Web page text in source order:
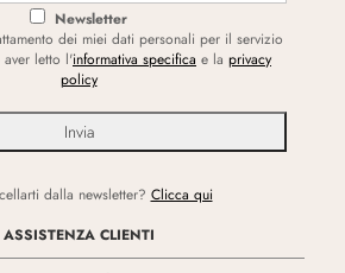
Newsletter
dei miei dati personali per il servizio
letto l'informativa specifica e la privacy
policy
dalla newsletter? Clicca qui
ASSISTENZA CLIENTI